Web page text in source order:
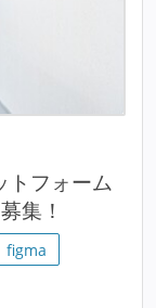
トフォーム
集！
figma